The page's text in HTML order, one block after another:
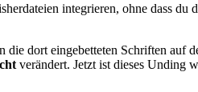
integrieren, ohne dass
dort eingebetteten Schriften auf
verändert. Jetzt ist dieses Unding